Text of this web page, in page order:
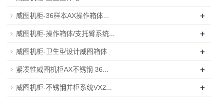
威图机柜-36样本AX操作箱体... +
威图机柜-操作箱体/支托臂系统... +
威图机柜-卫生型设计威图箱体 +
紧凑性威图机柜AX不锈钢 36... +
威图机柜-不锈钢并柜系统VX2... +